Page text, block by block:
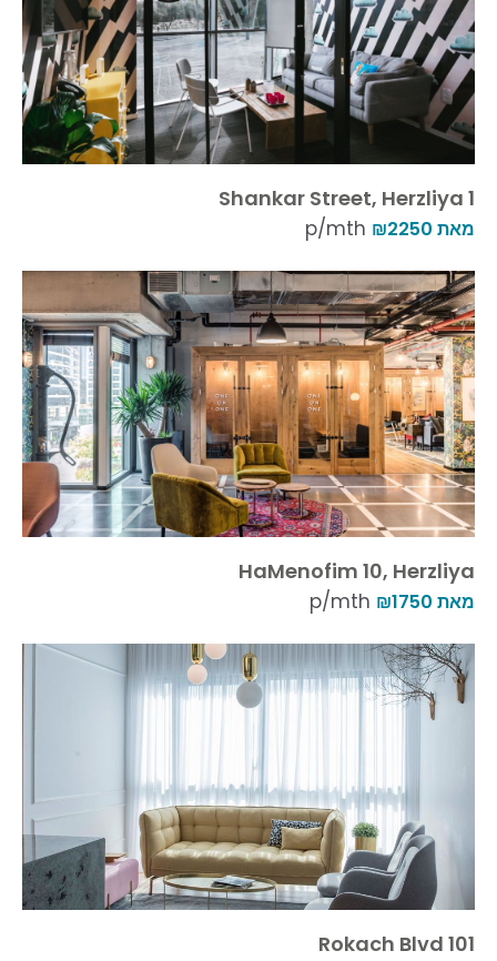
1 Shankar Street, Herzliya
מאת ₪2250
HaMenofim 10, Herzliya
מאת ₪1750
101 Rokach Blvd